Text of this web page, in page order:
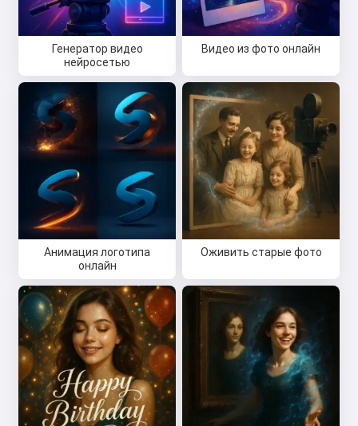
Генератор видео
нейросетью
Видео из фото онлайн
Анимация логотипа
онлайн
Оживить старые фото